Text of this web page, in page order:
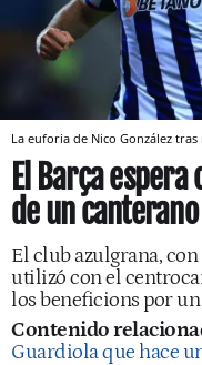
La euforia de Nico González
El Barça
de un
El club azulgrana,
utilizó con el
los beneficions por
Contenido
Guardiola que hace